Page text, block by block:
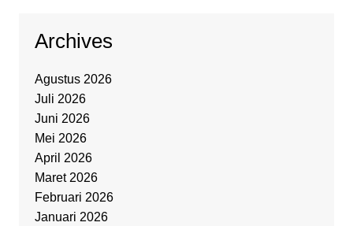
Archives
Agustus 2026
Juli 2026
Juni 2026
Mei 2026
April 2026
Maret 2026
Februari 2026
Januari 2026